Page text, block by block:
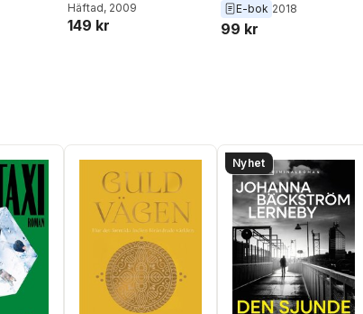
Häftad, 2009
149 kr
E-bok 2018
99 kr
Nyhet